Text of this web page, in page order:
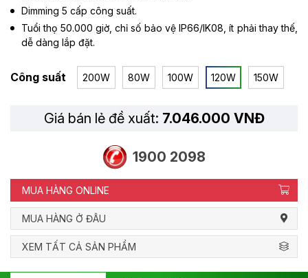
Dimming 5 cấp công suất.
Tuổi thọ 50.000 giờ, chỉ số bảo vệ IP66/IK08, ít phải thay thế,
dễ dàng lắp đặt.
Công suất 200W 80W 100W 120W 150W
Giá bán lẻ đề xuất: 7.046.000 VNĐ
1900 2098
MUA HÀNG ONLINE
MUA HÀNG Ở ĐÂU
XEM TẤT CẢ SẢN PHẨM